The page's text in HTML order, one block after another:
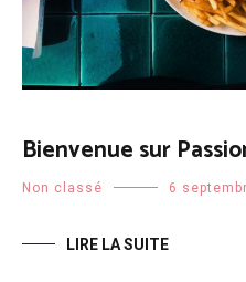
Bienvenue sur
Non classé 6
LIRE LA SUITE